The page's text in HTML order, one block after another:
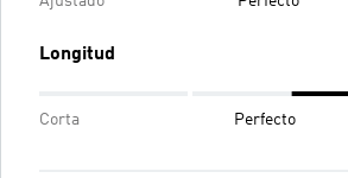
Longitud
Corta Perfecto